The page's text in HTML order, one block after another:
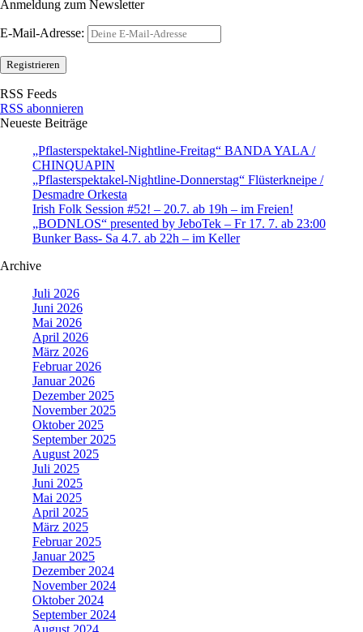
Anmeldung zum Newsletter
E-Mail-Adresse:
RSS Feeds
RSS abonnieren
Neueste Beiträge
„Pflasterspektakel-Nightline-Freitag“ BANDA YALA /
CHINQUAPIN
„Pflasterspektakel-Nightline-Donnerstag“ Flüsterkneipe /
Desmadre Orkesta
Irish Folk Session #52! – 20.7. ab 19h – im Freien!
„BODNLOS“ presented by JeboTek – Fr 17. 7. ab 23:00
Bunker Bass- Sa 4.7. ab 22h – im Keller
Archive
Juli 2026
Juni 2026
Mai 2026
April 2026
März 2026
Februar 2026
Januar 2026
Dezember 2025
November 2025
Oktober 2025
September 2025
August 2025
Juli 2025
Juni 2025
Mai 2025
April 2025
März 2025
Februar 2025
Januar 2025
Dezember 2024
November 2024
Oktober 2024
September 2024
August 2024